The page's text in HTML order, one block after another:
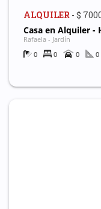
ALQUILER - $
Casa en Alquiler -
Rafaela - Jardín
0
0 0 0